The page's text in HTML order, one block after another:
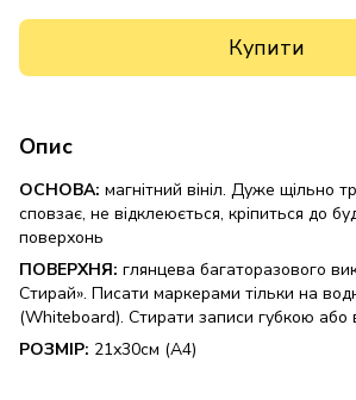
Купити
Опис
ОСНОВА: магнітний вініл. Дуже щільно
сповзає, не відклеюється, кріпиться до
поверхонь
ПОВЕРХНЯ: глянцева багаторазового
Стирай». Писати маркерами тільки на
(Whiteboard). Стирати записи губкою
РОЗМІР: 21х30см (А4)